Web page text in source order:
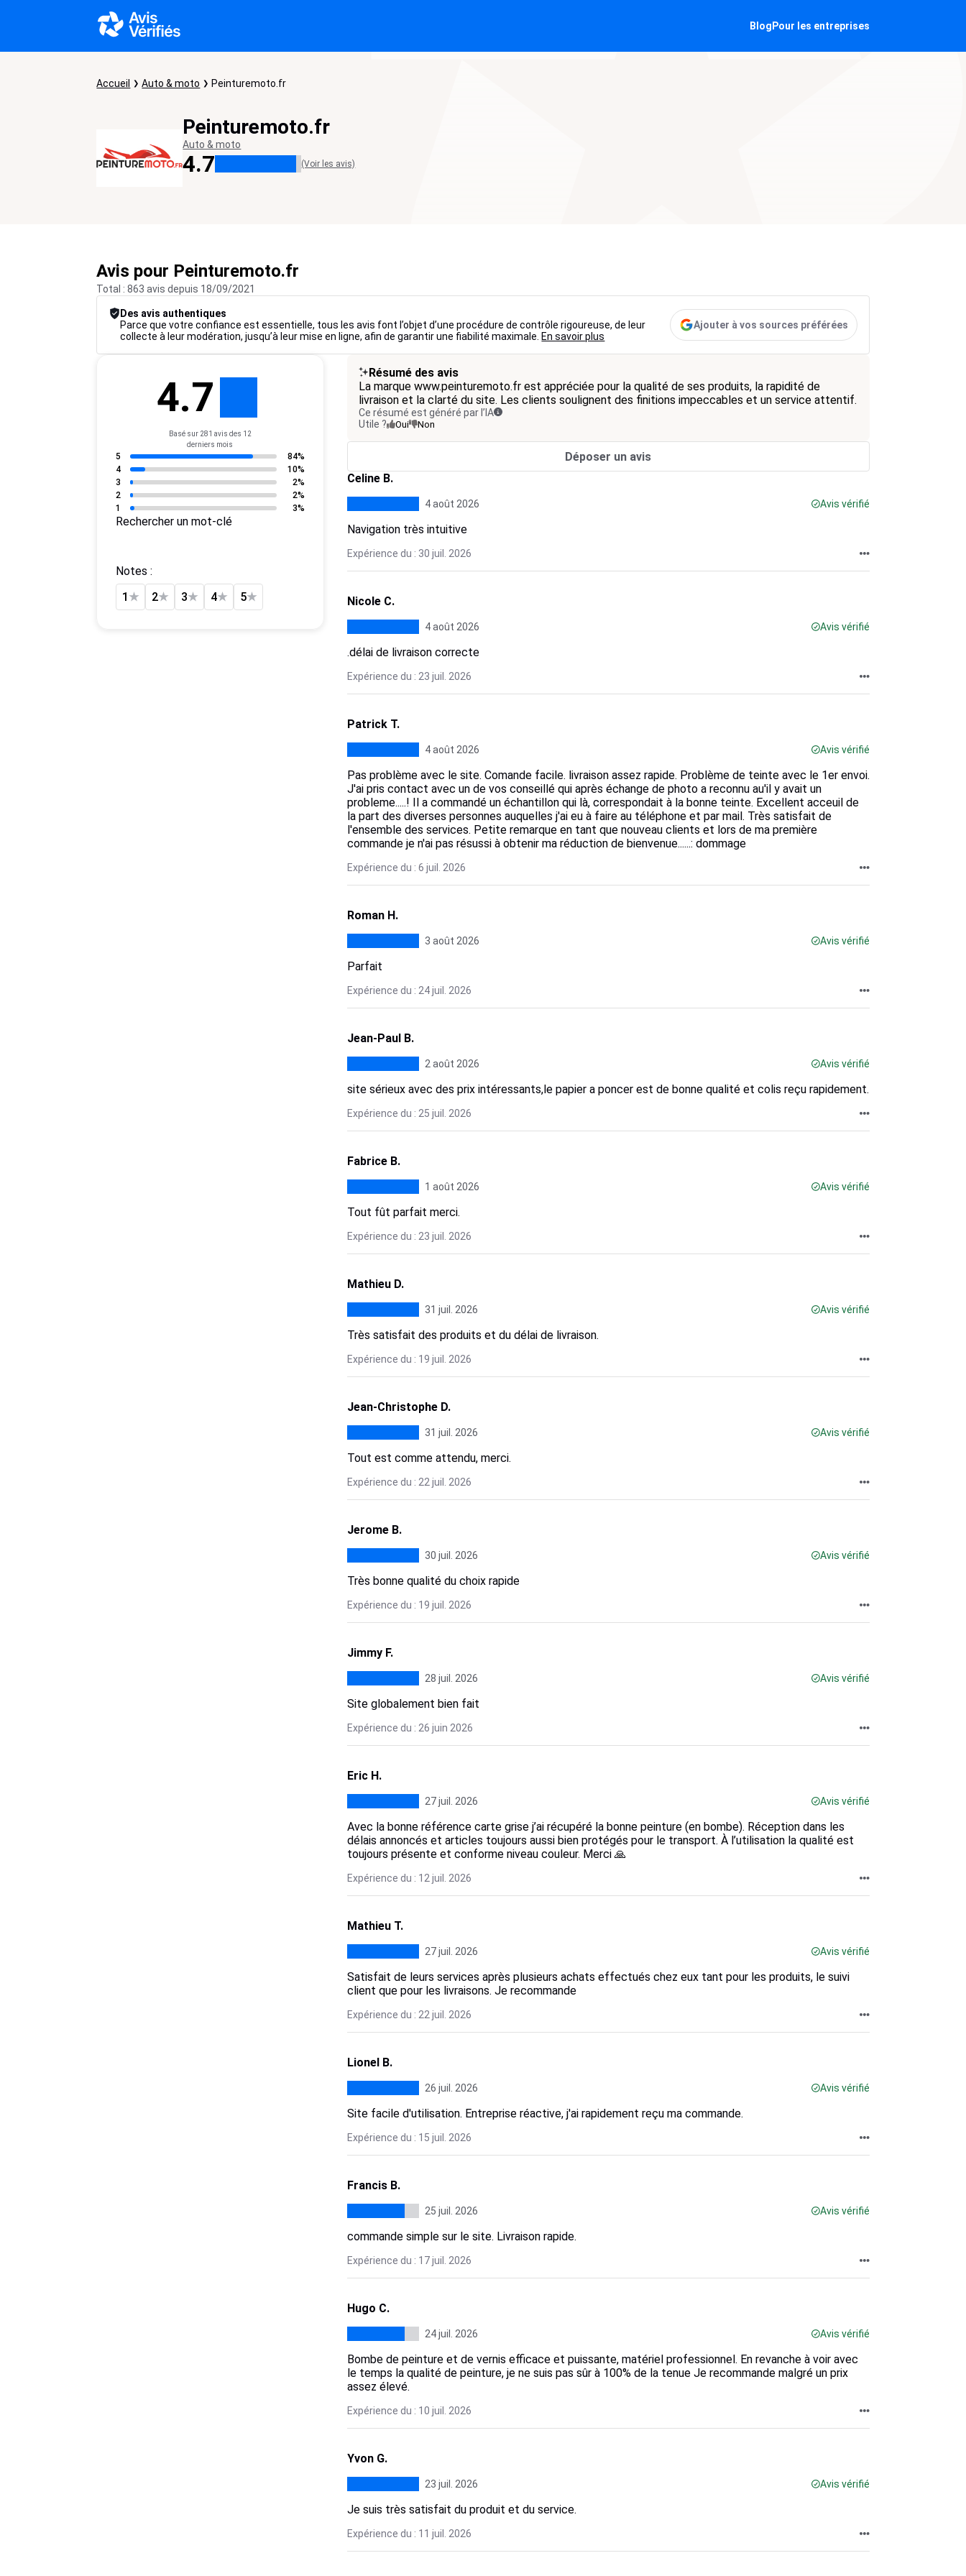
Blog Pour les entreprises
Accueil Auto & moto Peinturemoto.fr
Peinturemoto.fr
Auto & moto
4.7 (Voir les avis)
Avis pour Peinturemoto.fr
Total : 863 avis depuis 18/09/2021
Des avis authentiques
Parce que votre confiance est essentielle, tous les avis font l’objet d’une procédure de contrôle rigoureuse, de leur
collecte à leur modération, jusqu’à leur mise en ligne, afin de garantir une fiabilité maximale. En savoir plus
Ajouter à vos sources préférées
4.7
Basé sur 281 avis des 12
derniers mois
5
84%
4
10%
3
2%
2
2%
1
3%
Rechercher un mot-clé
Notes :
1 ★ 2★ 3★ 4★ 5★
Résumé des avis
La marque www.peinturemoto.fr est appréciée pour la qualité de ses produits, la rapidité de
livraison et la clarté du site. Les clients soulignent des finitions impeccables et un service attentif.
Ce résumé est généré par l’IA
Utile ?
Oui Non
Déposer un avis
Celine B.
4 août 2026 Avis vérifié
Navigation très intuitive
Expérience du : 30 juil. 2026
Nicole C.
4 août 2026 Avis vérifié
.délai de livraison correcte
Expérience du : 23 juil. 2026
Patrick T.
4 août 2026 Avis vérifié
Pas problème avec le site. Comande facile. livraison assez rapide. Problème de teinte avec le 1er envoi.
J'ai pris contact avec un de vos conseillé qui après échange de photo a reconnu au'il y avait un
probleme.....! Il a commandé un échantillon qui là, correspondait à la bonne teinte. Excellent acceuil de
la part des diverses personnes auquelles j'ai eu à faire au téléphone et par mail. Très satisfait de
l'ensemble des services. Petite remarque en tant que nouveau clients et lors de ma première
commande je n'ai pas résussi à obtenir ma réduction de bienvenue......: dommage
Expérience du : 6 juil. 2026
Roman H.
3 août 2026 Avis vérifié
Parfait
Expérience du : 24 juil. 2026
Jean-Paul B.
2 août 2026 Avis vérifié
site sérieux avec des prix intéressants,le papier a poncer est de bonne qualité et colis reçu rapidement.
Expérience du : 25 juil. 2026
Fabrice B.
1 août 2026 Avis vérifié
Tout fût parfait merci.
Expérience du : 23 juil. 2026
Mathieu D.
31 juil. 2026 Avis vérifié
Très satisfait des produits et du délai de livraison.
Expérience du : 19 juil. 2026
Jean-Christophe D.
31 juil. 2026 Avis vérifié
Tout est comme attendu, merci.
Expérience du : 22 juil. 2026
Jerome B.
30 juil. 2026 Avis vérifié
Très bonne qualité du choix rapide
Expérience du : 19 juil. 2026
Jimmy F.
28 juil. 2026 Avis vérifié
Site globalement bien fait
Expérience du : 26 juin 2026
Eric H.
27 juil. 2026 Avis vérifié
Avec la bonne référence carte grise j’ai récupéré la bonne peinture (en bombe). Réception dans les
délais annoncés et articles toujours aussi bien protégés pour le transport. À l’utilisation la qualité est
toujours présente et conforme niveau couleur. Merci 🙏
Expérience du : 12 juil. 2026
Mathieu T.
27 juil. 2026 Avis vérifié
Satisfait de leurs services après plusieurs achats effectués chez eux tant pour les produits, le suivi
client que pour les livraisons. Je recommande
Expérience du : 22 juil. 2026
Lionel B.
26 juil. 2026 Avis vérifié
Site facile d'utilisation. Entreprise réactive, j'ai rapidement reçu ma commande.
Expérience du : 15 juil. 2026
Francis B.
25 juil. 2026 Avis vérifié
commande simple sur le site. Livraison rapide.
Expérience du : 17 juil. 2026
Hugo C.
24 juil. 2026 Avis vérifié
Bombe de peinture et de vernis efficace et puissante, matériel professionnel. En revanche à voir avec
le temps la qualité de peinture, je ne suis pas sûr à 100% de la tenue Je recommande malgré un prix
assez élevé.
Expérience du : 10 juil. 2026
Yvon G.
23 juil. 2026 Avis vérifié
Je suis très satisfait du produit et du service.
Expérience du : 11 juil. 2026